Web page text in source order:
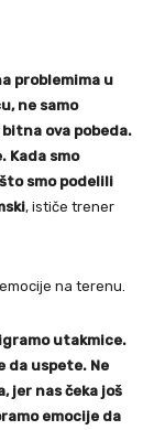
problemima u
ne samo
ova pobeda.
Kada smo
smo podelili
, ističe trener
na terenu.
utakmice.
da uspete. Ne
jer nas čeka još
emocije da